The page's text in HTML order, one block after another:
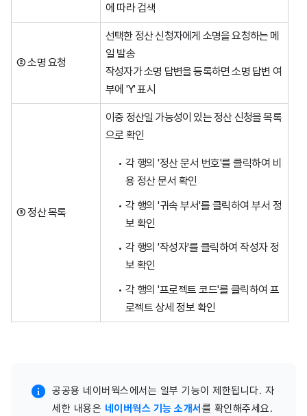
에 따라 검색
② 소명 요청
선택한 정산 신청자에게 소명을 요청하는 메
일 발송
작성자가 소명 답변을 등록하면 소명 답변 여
부에 'Y' 표시
③ 정산 목록
이중 정산일 가능성이 있는 정산 신청을 목록
으로 확인
각 행의 '정산 문서 번호'를 클릭하여 비
용 정산 문서 확인
각 행의 '귀속 부서'를 클릭하여 부서 정
보 확인
각 행의 '작성자'를 클릭하여 작성자 정
보 확인
각 행의 '프로젝트 코드'를 클릭하여 프
로젝트 상세 정보 확인
공공용 네이버웍스에서는 일부 기능이 제한됩니다. 자
세한 내용은 네이버웍스 기능 소개서 를 확인해주세요.